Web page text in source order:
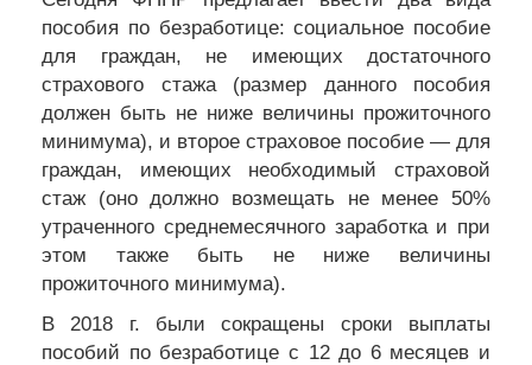
пособия по безработице: социальное пособие
для граждан, не имеющих достаточного
страхового стажа (размер данного пособия
должен быть не ниже величины прожиточного
минимума), и второе страховое пособие — для
граждан, имеющих необходимый страховой
стаж (оно должно возмещать не менее 50%
утраченного среднемесячного заработка и при
этом также быть не ниже величины
прожиточного минимума).
В 2018 г. были сокращены сроки выплаты
пособий по безработице с 12 до 6 месяцев и